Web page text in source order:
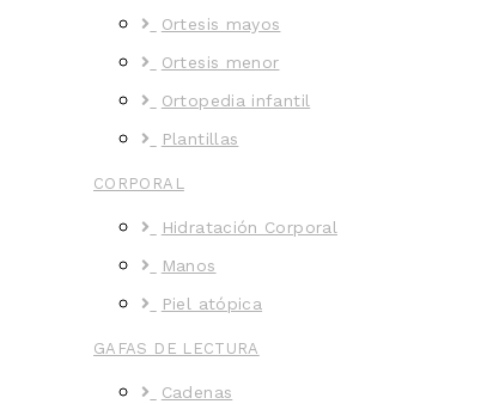
Ortesis mayos
Ortesis menor
Ortopedia infantil
Plantillas
CORPORAL
Hidratación Corporal
Manos
Piel atópica
GAFAS DE LECTURA
Cadenas